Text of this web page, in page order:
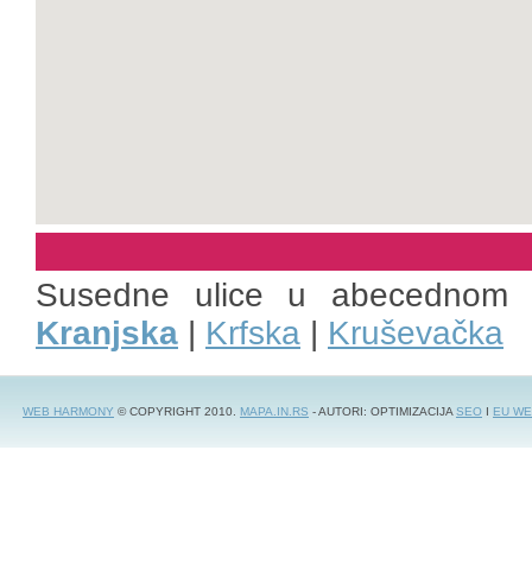
Susedne ulice u
Kranjska | Krfska | Kruševačka
WEB HARMONY © COPYRIGHT 2010. MAPA.IN.RS - AUTORI: OPTIMIZACIJASEO I EU